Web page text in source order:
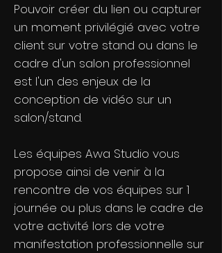
Pouvoir créer du lien ou capturer
un moment privilégié avec votre
client sur votre stand ou dans le
cadre d'un salon professionnel
est l'un des enjeux de la
conception de vidéo sur un
salon/stand.
Les équipes Awa Studio vous
propose ainsi de venir à la
rencontre de vos équipes sur 1
journée ou plus dans le cadre de
votre activité lors de votre
manifestation professionnelle sur